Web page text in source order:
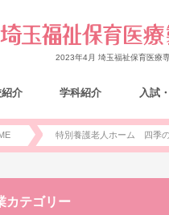
2023年4月 埼玉福祉保育医療
介 学科紹介 入試
特別養護老人ホーム 四季
カテゴリー